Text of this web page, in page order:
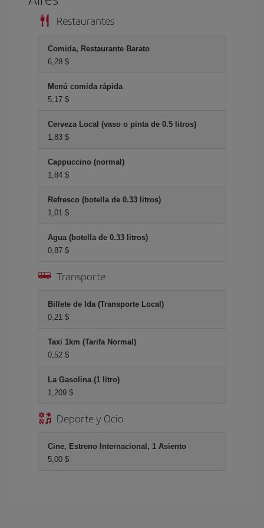
Restaurantes
Comida, Restaurante Barato
6,28 $
Menú comida rápida
5,17 $
Cerveza Local (vaso o pinta de 0.5 litros)
1,83 $
Cappuccino (normal)
1,84 $
Refresco (botella de 0.33 litros)
1,01 $
Agua (botella de 0.33 litros)
0,87 $
Transporte
Billete de Ida (Transporte Local)
0,21 $
Taxi 1km (Tarifa Normal)
0,52 $
La Gasolina (1 litro)
1,209 $
Deporte y Ocio
Cine, Estreno Internacional, 1 Asiento
5,00 $